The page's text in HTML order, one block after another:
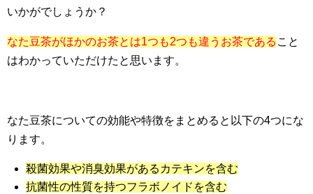
いかがでしょうか？
なた豆茶がほかのお茶とは1つも2つも違うお茶である こと
はわかっていただけたと思います。
なた豆茶についての効能や特徴をまとめると以下の4つにな
ります。
殺菌効果や消臭効果があるカテキンを含む
抗菌性の性質を持つフラボノイドを含む